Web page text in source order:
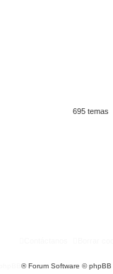
695 temas
® Forum Software © phpBB